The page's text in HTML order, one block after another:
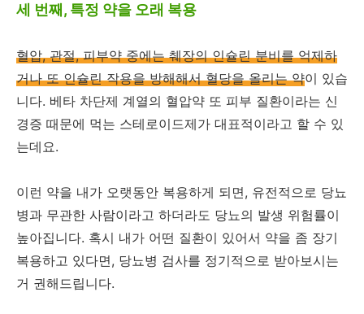
세 번째, 특정 약을 오래 복용
혈압, 관절, 피부약 중에는 췌장의 인슐린 분비를 억제하
거나 또 인슐린 작용을 방해해서 혈당을 올리는 약이 있습
니다. 베타 차단제 계열의 혈압약 또 피부 질환이라는 신
경증 때문에 먹는 스테로이드제가 대표적이라고 할 수 있
는데요.
이런 약을 내가 오랫동안 복용하게 되면, 유전적으로 당뇨
병과 무관한 사람이라고 하더라도 당뇨의 발생 위험률이
높아집니다. 혹시 내가 어떤 질환이 있어서 약을 좀 장기
복용하고 있다면, 당뇨병 검사를 정기적으로 받아보시는
거 권해드립니다.